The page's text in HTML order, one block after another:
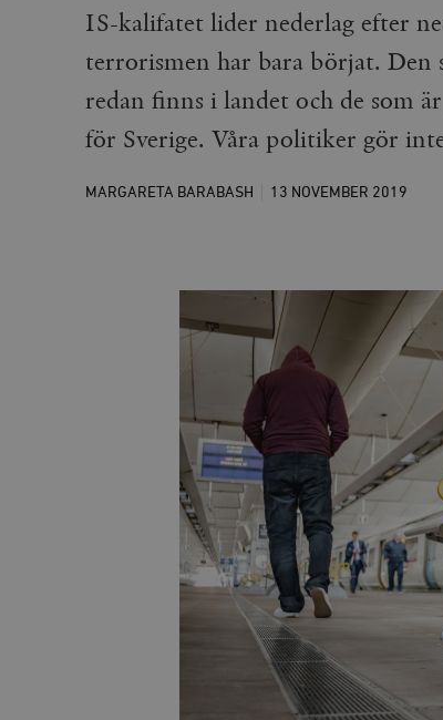
IS-kalifatet lider nederlag efter
terrorismen har bara börjat. Den
redan finns i landet och de som
för Sverige. Våra politiker gör
MARGARETA BARABASH 13 NOVEMBER 2019